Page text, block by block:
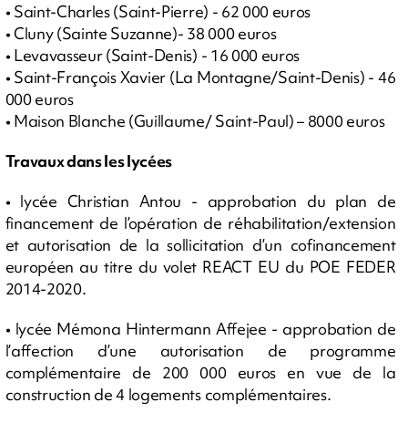
• Saint-Charles (Saint-Pierre) - 62 000 euros
• Cluny (Sainte Suzanne)- 38 000 euros
• Levavasseur (Saint-Denis) - 16 000 euros
• Saint-François Xavier (La Montagne/Saint-Denis) - 46
000 euros
• Maison Blanche (Guillaume/ Saint-Paul) – 8000 euros
Travaux dans les lycées
• lycée Christian Antou - approbation du plan de
financement de l’opération de réhabilitation/extension
et autorisation de la sollicitation d’un cofinancement
européen au titre du volet REACT EU du POE FEDER
2014-2020.
• lycée Mémona Hintermann Affejee - approbation de
l’affection d’une autorisation de programme
complémentaire de 200 000 euros en vue de la
construction de 4 logements complémentaires.